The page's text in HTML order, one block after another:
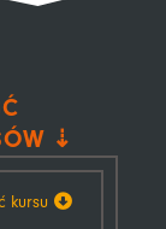
⇣
kursu